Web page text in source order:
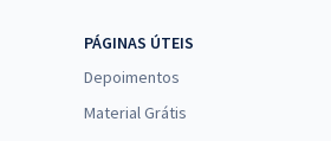
PÁGINAS ÚTEIS
Depoimentos
Material Grátis